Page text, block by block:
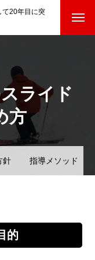
て20年目に突
Ski Area
ライド
方
針 指導メソッド
的